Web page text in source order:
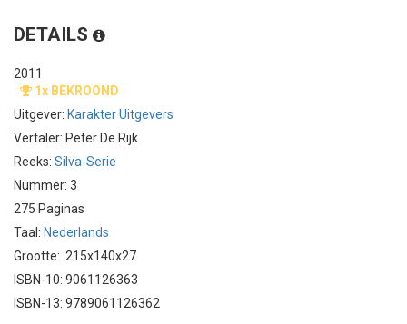
DETAILS
2011
1x BEKROOND
Uitgever: Karakter Uitgevers
Vertaler: Peter De Rijk
Reeks: Silva-Serie
Nummer: 3
275 Paginas
Taal: Nederlands
Grootte: 215x140x27
ISBN-10: 9061126363
ISBN-13: 9789061126362